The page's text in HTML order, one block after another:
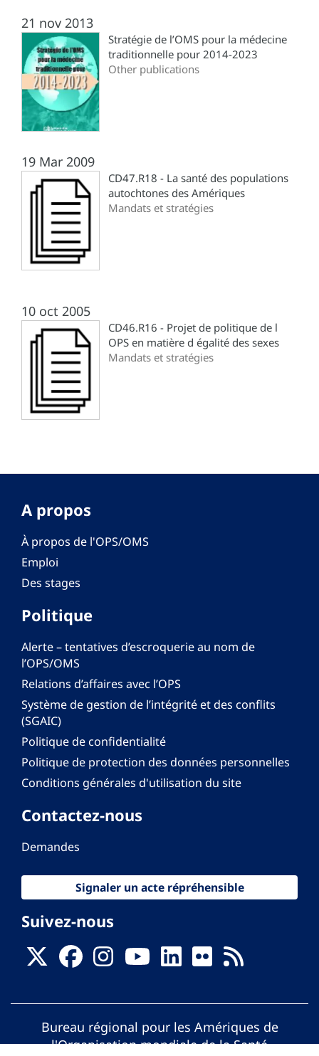
21 nov 2013
Stratégie de l’OMS pour la médecine
traditionnelle pour 2014-2023
Other publications
19 Mar 2009
CD47.R18 - La santé des populations
autochtones des Amériques
Mandats et stratégies
10 oct 2005
CD46.R16 - Projet de politique de l
OPS en matière d égalité des sexes
Mandats et stratégies
A propos
À propos de l'OPS/OMS
Emploi
Des stages
Politique
Alerte – tentatives d’escroquerie au nom de
l’OPS/OMS
Relations d’affaires avec l’OPS
Système de gestion de l’intégrité et des conflits
(SGAIC)
Politique de confidentialité
Politique de protection des données personnelles
Conditions générales d'utilisation du site
Contactez-nous
Demandes
Signaler un acte répréhensible
Suivez-nous
Bureau régional pour les Amériques de
l'Organisation mondiale de la Santé